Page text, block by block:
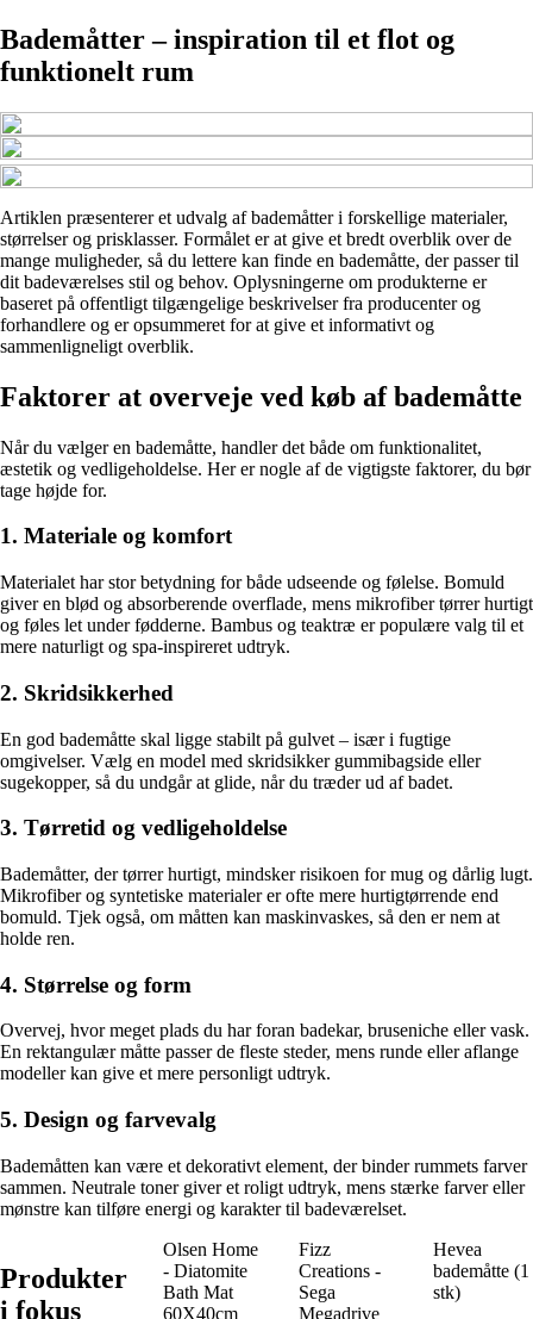
Bademåtter – inspiration til et flot og
funktionelt rum
Artiklen præsenterer et udvalg af bademåtter i forskellige materialer,
størrelser og prisklasser. Formålet er at give et bredt overblik over de
mange muligheder, så du lettere kan finde en bademåtte, der passer til
dit badeværelses stil og behov. Oplysningerne om produkterne er
baseret på offentligt tilgængelige beskrivelser fra producenter og
forhandlere og er opsummeret for at give et informativt og
sammenligneligt overblik.
Faktorer at overveje ved køb af bademåtte
Når du vælger en bademåtte, handler det både om funktionalitet,
æstetik og vedligeholdelse. Her er nogle af de vigtigste faktorer, du bør
tage højde for.
1. Materiale og komfort
Materialet har stor betydning for både udseende og følelse. Bomuld
giver en blød og absorberende overflade, mens mikrofiber tørrer hurtigt
og føles let under fødderne. Bambus og teaktræ er populære valg til et
mere naturligt og spa-inspireret udtryk.
2. Skridsikkerhed
En god bademåtte skal ligge stabilt på gulvet – især i fugtige
omgivelser. Vælg en model med skridsikker gummibagside eller
sugekopper, så du undgår at glide, når du træder ud af badet.
3. Tørretid og vedligeholdelse
Bademåtter, der tørrer hurtigt, mindsker risikoen for mug og dårlig lugt.
Mikrofiber og syntetiske materialer er ofte mere hurtigtørrende end
bomuld. Tjek også, om måtten kan maskinvaskes, så den er nem at
holde ren.
4. Størrelse og form
Overvej, hvor meget plads du har foran badekar, bruseniche eller vask.
En rektangulær måtte passer de fleste steder, mens runde eller aflange
modeller kan give et mere personligt udtryk.
5. Design og farvevalg
Bademåtten kan være et dekorativt element, der binder rummets farver
sammen. Neutrale toner giver et roligt udtryk, mens stærke farver eller
mønstre kan tilføre energi og karakter til badeværelset.
Produkter
i fokus
Olsen Home
- Diatomite
Bath Mat
60X40cm
Fizz
Creations -
Sega
Megadrive
Hevea
bademåtte (1
stk)